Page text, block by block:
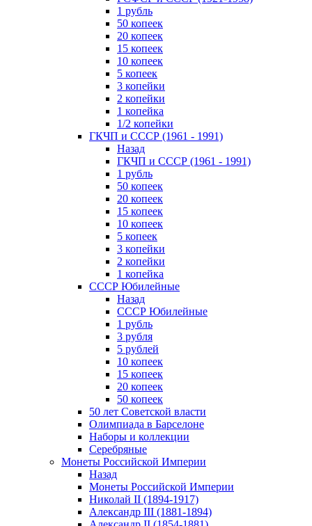
1 рубль
50 копеек
20 копеек
15 копеек
10 копеек
5 копеек
3 копейки
2 копейки
1 копейка
1/2 копейки
ГКЧП и СССР (1961 - 1991)
Назад
ГКЧП и СССР (1961 - 1991)
1 рубль
50 копеек
20 копеек
15 копеек
10 копеек
5 копеек
3 копейки
2 копейки
1 копейка
СССР Юбилейные
Назад
СССР Юбилейные
1 рубль
3 рубля
5 рублей
10 копеек
15 копеек
20 копеек
50 копеек
50 лет Советской власти
Олимпиада в Барселоне
Наборы и коллекции
Серебряные
Монеты Российской Империи
Назад
Монеты Российской Империи
Николай II (1894-1917)
Александр III (1881-1894)